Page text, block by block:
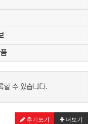
할 수 있습니다.
후기쓰기 더보기